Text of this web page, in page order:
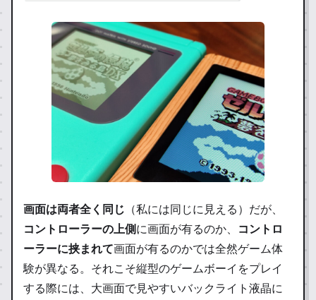
画面は両者全く同じ （私には同じに見える）だが、
コントローラーの上側 に画面が有るのか、
コントロ
ーラーに挟まれて画面が有るのかでは全然ゲーム体
験が異なる 。それこそ縦型のゲームボーイをプレイ
する際には、大画面で見やすいバックライト液晶に